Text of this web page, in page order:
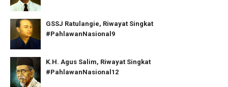
GSSJ Ratulangie, Riwayat Singkat
#PahlawanNasional9
K.H. Agus Salim, Riwayat Singkat
#PahlawanNasional12